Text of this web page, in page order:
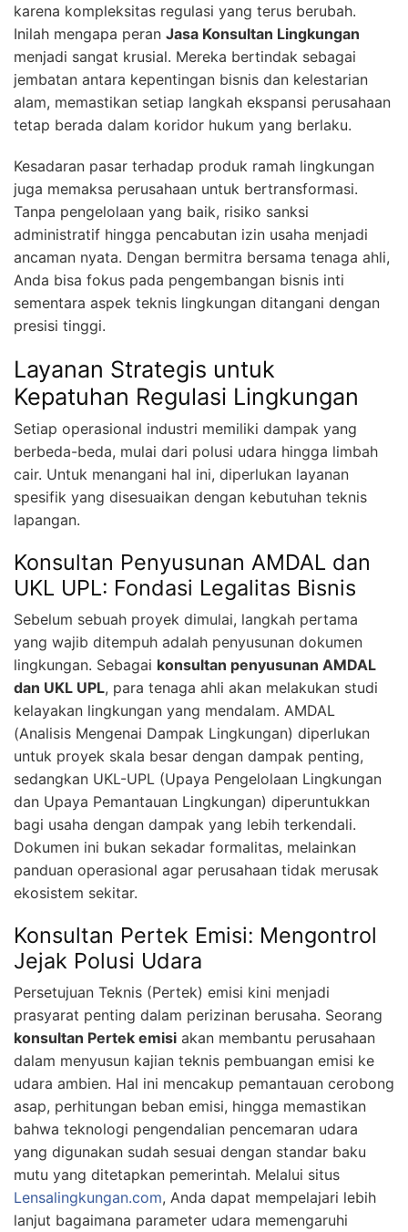
karena kompleksitas regulasi yang terus berubah.
Inilah mengapa peran Jasa Konsultan Lingkungan
menjadi sangat krusial. Mereka bertindak sebagai
jembatan antara kepentingan bisnis dan kelestarian
alam, memastikan setiap langkah ekspansi perusahaan
tetap berada dalam koridor hukum yang berlaku.
Kesadaran pasar terhadap produk ramah lingkungan
juga memaksa perusahaan untuk bertransformasi.
Tanpa pengelolaan yang baik, risiko sanksi
administratif hingga pencabutan izin usaha menjadi
ancaman nyata. Dengan bermitra bersama tenaga ahli,
Anda bisa fokus pada pengembangan bisnis inti
sementara aspek teknis lingkungan ditangani dengan
presisi tinggi.
Layanan Strategis untuk
Kepatuhan Regulasi Lingkungan
Setiap operasional industri memiliki dampak yang
berbeda-beda, mulai dari polusi udara hingga limbah
cair. Untuk menangani hal ini, diperlukan layanan
spesifik yang disesuaikan dengan kebutuhan teknis
lapangan.
Konsultan Penyusunan AMDAL dan
UKL UPL: Fondasi Legalitas Bisnis
Sebelum sebuah proyek dimulai, langkah pertama
yang wajib ditempuh adalah penyusunan dokumen
lingkungan. Sebagai konsultan penyusunan AMDAL
dan UKL UPL, para tenaga ahli akan melakukan studi
kelayakan lingkungan yang mendalam. AMDAL
(Analisis Mengenai Dampak Lingkungan) diperlukan
untuk proyek skala besar dengan dampak penting,
sedangkan UKL-UPL (Upaya Pengelolaan Lingkungan
dan Upaya Pemantauan Lingkungan) diperuntukkan
bagi usaha dengan dampak yang lebih terkendali.
Dokumen ini bukan sekadar formalitas, melainkan
panduan operasional agar perusahaan tidak merusak
ekosistem sekitar.
Konsultan Pertek Emisi: Mengontrol
Jejak Polusi Udara
Persetujuan Teknis (Pertek) emisi kini menjadi
prasyarat penting dalam perizinan berusaha. Seorang
konsultan Pertek emisi akan membantu perusahaan
dalam menyusun kajian teknis pembuangan emisi ke
udara ambien. Hal ini mencakup pemantauan cerobong
asap, perhitungan beban emisi, hingga memastikan
bahwa teknologi pengendalian pencemaran udara
yang digunakan sudah sesuai dengan standar baku
mutu yang ditetapkan pemerintah. Melalui situs
Lensalingkungan.com, Anda dapat mempelajari lebih
lanjut bagaimana parameter udara memengaruhi